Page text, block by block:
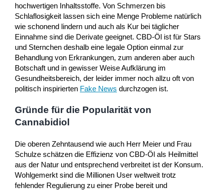
hochwertigen Inhaltsstoffe. Von Schmerzen bis
Schlaflosigkeit lassen sich eine Menge Probleme natürlich
wie schonend lindern und auch als Kur bei täglicher
Einnahme sind die Derivate geeignet. CBD-Öl ist für Stars
und Sternchen deshalb eine legale Option einmal zur
Behandlung von Erkrankungen, zum anderen aber auch
Botschaft und in gewisser Weise Aufklärung im
Gesundheitsbereich, der leider immer noch allzu oft von
politisch inspirierten Fake News durchzogen ist.
Gründe für die Popularität von
Cannabidiol
Die oberen Zehntausend wie auch Herr Meier und Frau
Schulze schätzen die Effizienz von CBD-Öl als Heilmittel
aus der Natur und entsprechend verbreitet ist der Konsum.
Wohlgemerkt sind die Millionen User weltweit trotz
fehlender Regulierung zu einer Probe bereit und